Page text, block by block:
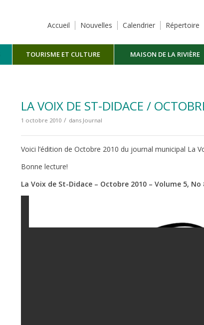
Accueil Nouvelles Calendrier Répertoire
TOURISME ET CULTURE MAISON DE LA RIVIÈRE
LA VOIX DE ST-DIDACE /
1 octobre 2010 / dans Journal
Voici l’édition de Octobre 2010 du journal municipal La
Bonne lecture!
La Voix de St-Didace – Octobre 2010 – Volume 5, No